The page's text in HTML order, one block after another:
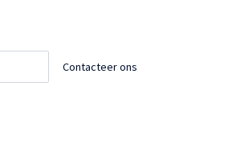
Contacteer ons